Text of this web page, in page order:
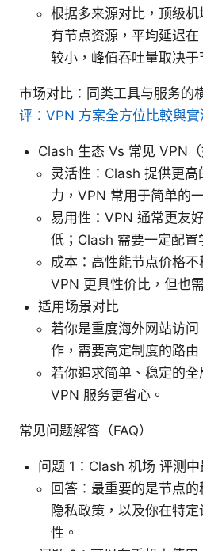
根据多来源对比，顶级
有节点资源，平均延迟
较小，峰值吞吐量取决于
市场对比：同类工具与服务的
评：VPN 方案全方位比較與
Clash 生态 Vs 常见 VPN（
灵活性：Clash 提供更
力，VPN 常用于简单的
易用性：VPN 通常更友
低；Clash 需要一定配置
成本：高性能节点价格
VPN 更具性价比，但也
适用场景对比
若你是重度海外网站访
作，需要高定制度的路由
若你追求简单、稳定的
VPN 服务更省心。
常见问题解答（FAQ）
问题 1：Clash 机场 评测
回答：最重要的是节点
隐私政策，以及你在特
性。